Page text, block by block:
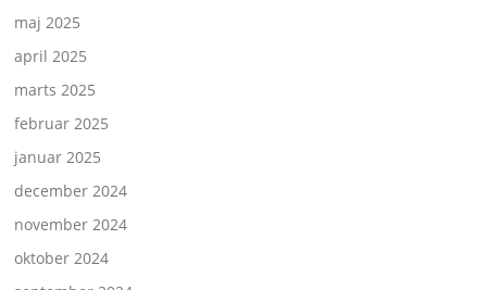
maj 2025
april 2025
marts 2025
februar 2025
januar 2025
december 2024
november 2024
oktober 2024